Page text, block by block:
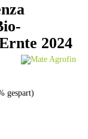
2024
gespart)